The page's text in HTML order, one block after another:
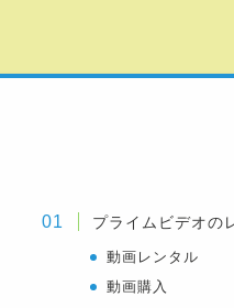
プライムビデオの
動画レンタル
動画購入